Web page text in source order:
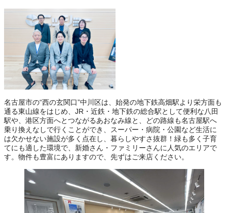
名古屋市の“西の玄関口”中川区は、始発の地下鉄高畑駅より栄方面も
通る東山線をはじめ、JR・近鉄・地下鉄の総合駅として便利な八田
駅や、港区方面へとつながるあおなみ線と、どの路線も名古屋駅へ
乗り換えなしで行くことができ、スーパー・病院・公園など生活に
は欠かせない施設が多く点在し、暮らしやすさ抜群！緑も多く子育
てにも適した環境で、新婚さん・ファミリーさんに人気のエリアで
す。物件も豊富にありますので、先ずはご来店ください。